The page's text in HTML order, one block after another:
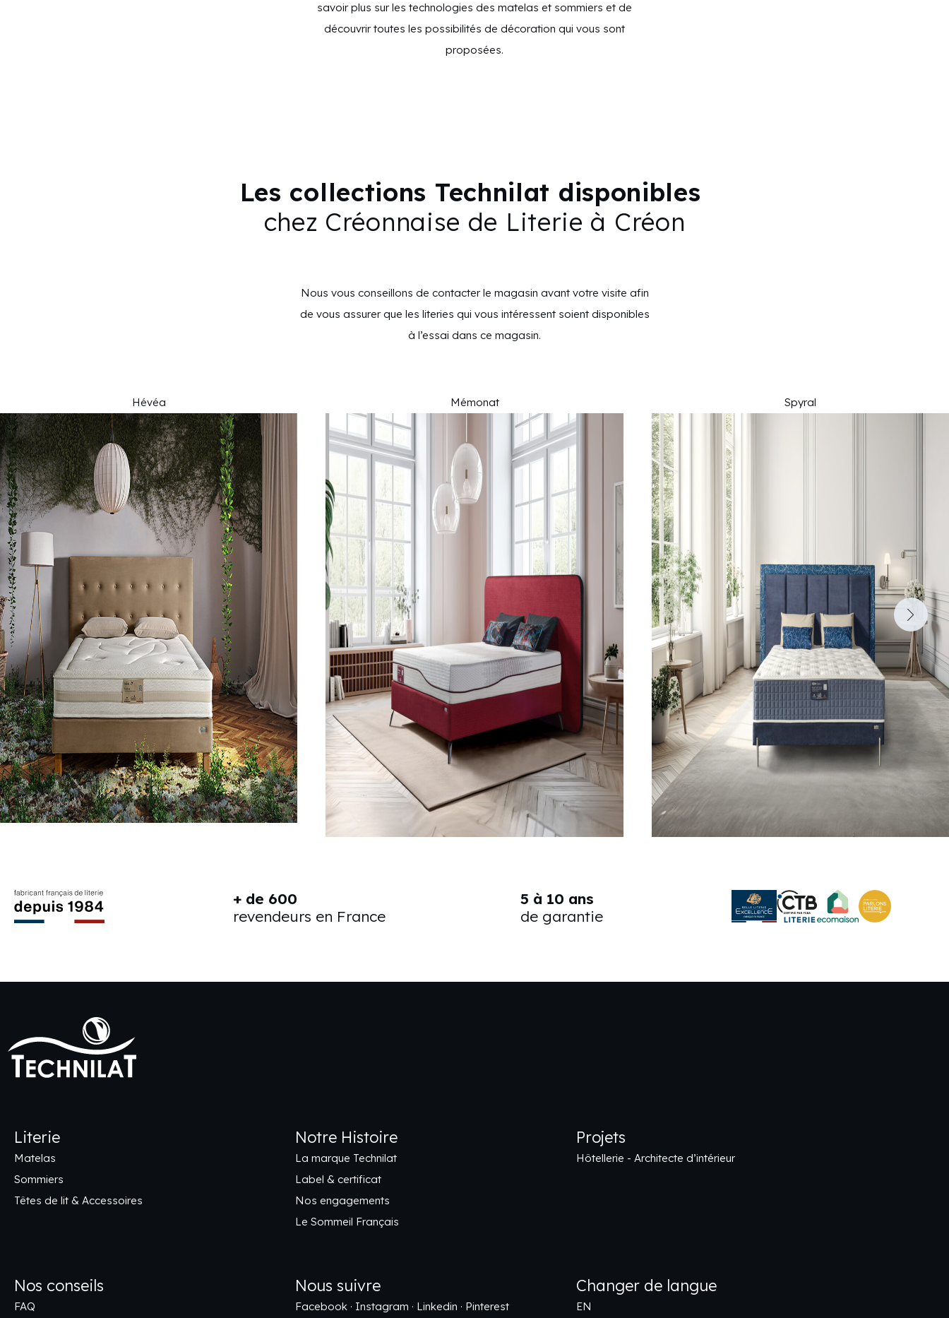
savoir plus sur les technologies des matelas et sommiers et de
découvrir toutes les possibilités de décoration qui vous sont
proposées.
Les collections Technilat disponibles
chez Créonnaise de Literie à Créon
Nous vous conseillons de contacter le magasin avant votre visite afin
de vous assurer que les literies qui vous intéressent soient disponibles
à l’essai dans ce magasin.
Hévéa Mémonat Spyral
+ de 600
revendeurs en France
5 à 10 ans
de garantie
Literie
Matelas
Sommiers
Têtes de lit & Accessoires
Notre Histoire
La marque Technilat
Label & certificat
Nos engagements
Le Sommeil Français
Projets
Hôtellerie - Architecte d’intérieur
Nos conseils
FAQ
Nous suivre
Facebook· Instagram · Linkedin · Pinterest
Changer de langue
EN